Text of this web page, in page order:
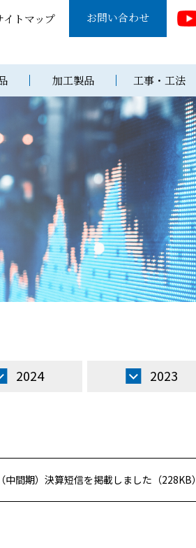
イトマップ お問い合わせ
加工製品 工事・工法
2024 2023
間期）決算短信を掲載しました（228KB）